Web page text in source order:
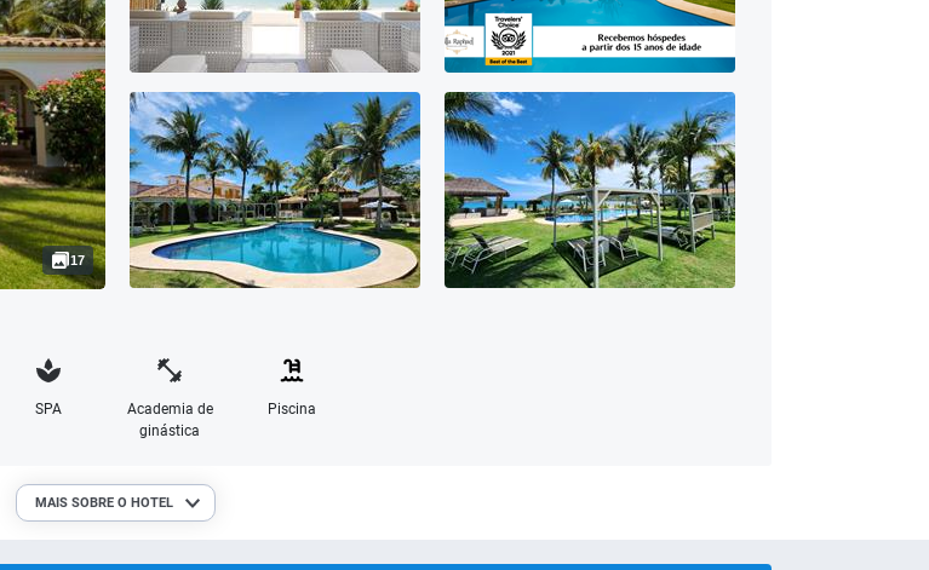
17
SPA
Academia de
ginástica
Piscina
MAIS SOBRE O HOTEL